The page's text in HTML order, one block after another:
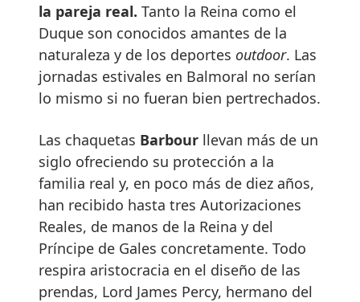
la pareja real. Tanto la Reina como el
Duque son conocidos amantes de la
naturaleza y de los deportes outdoor. Las
jornadas estivales en Balmoral no serían
lo mismo si no fueran bien pertrechados.
Las chaquetas Barbour llevan más de un
siglo ofreciendo su protección a la
familia real y, en poco más de diez años,
han recibido hasta tres Autorizaciones
Reales, de manos de la Reina y del
Príncipe de Gales concretamente. Todo
respira aristocracia en el diseño de las
prendas, Lord James Percy, hermano del